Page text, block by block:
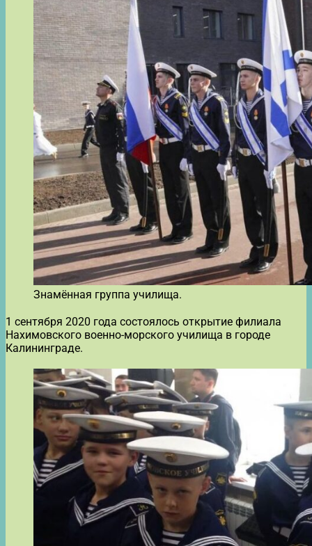
Знамённая группа училища.
1 сентября 2020 года состоялось открытие филиала
Нахимовского военно-морского училища в городе
Калининграде.